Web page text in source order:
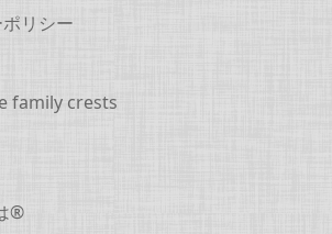
リシー
family crests
®